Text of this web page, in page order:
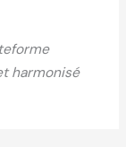
harmonisé